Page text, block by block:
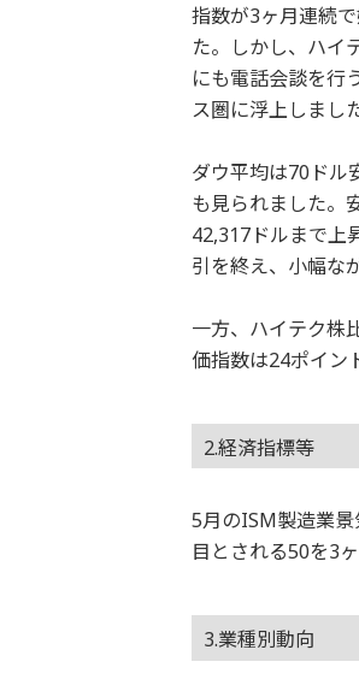
指数が3ヶ月連続
た。しかし、ハイ
にも電話会談を行
ス圏に浮上しました
ダウ平均は70ドル
も見られました。
42,317ドルまで上
引を終え、小幅な
一方、ハイテク株
価指数は24ポイン
2.経済指標等
5月のISM製造業
目とされる50を3
3.業種別動向